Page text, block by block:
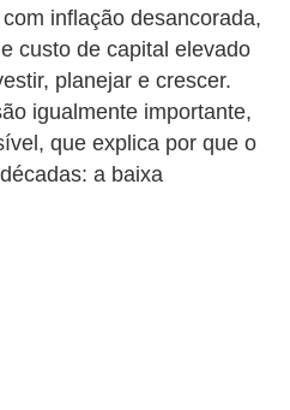
inflação desancorada,
custo de capital elevado
planejar e crescer.
igualmente importante,
que explica por que o
a baixa